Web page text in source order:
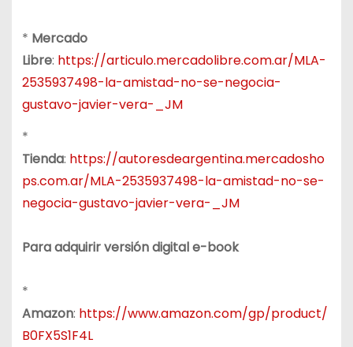
* Mercado
Libre: https://articulo.mercadolibre.com.ar/MLA-
2535937498-la-amistad-no-se-negocia-
gustavo-javier-vera-_JM
*
Tienda: https://autoresdeargentina.mercadosho
ps.com.ar/MLA-2535937498-la-amistad-no-se-
negocia-gustavo-javier-vera-_JM
Para adquirir versión digital e-book
*
Amazon: https://www.amazon.com/gp/product/
B0FX5S1F4L